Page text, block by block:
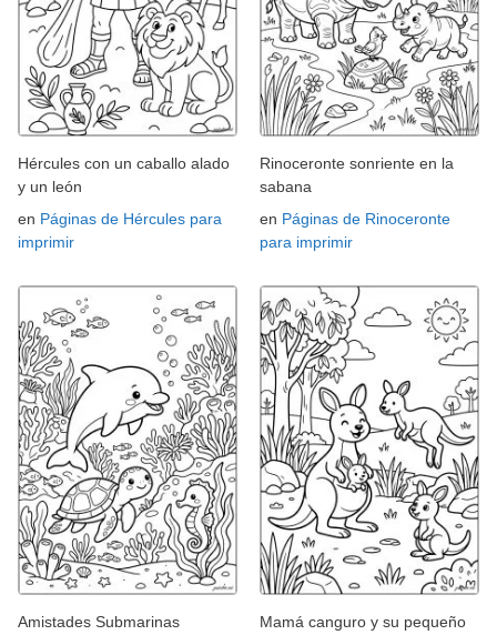
Hércules con un caballo alado
y un león
en Páginas de Hércules para
imprimir
Rinoceronte sonriente en la
sabana
en Páginas de Rinoceronte
para imprimir
Amistades Submarinas
Mamá canguro y su pequeño